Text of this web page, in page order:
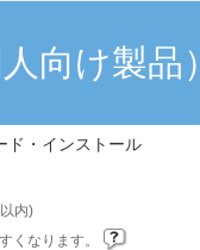
向け製品
ド・インストール
内)
くなります。